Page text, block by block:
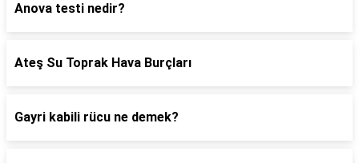
Anova testi nedir?
Ateş Su Toprak Hava Burçları
Gayri kabili rücu ne demek?